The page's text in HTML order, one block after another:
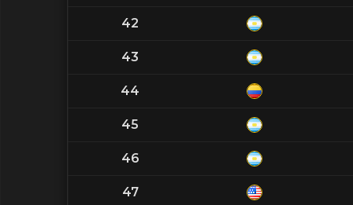
42
43
44
45
46
47